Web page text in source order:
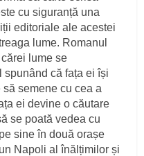
cu siguranță una
editoriale ale acestei
lume. Romanul
lume se
spunând că fața ei își
semene cu cea a
ei devine o căutare
se poată vedea cu
sine în două orașe
Napoli al înălțimilor și